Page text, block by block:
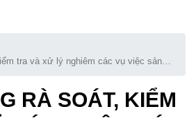
tra và xử lý nghiêm các vụ việc sản
RÀ SOÁT, KIỂM